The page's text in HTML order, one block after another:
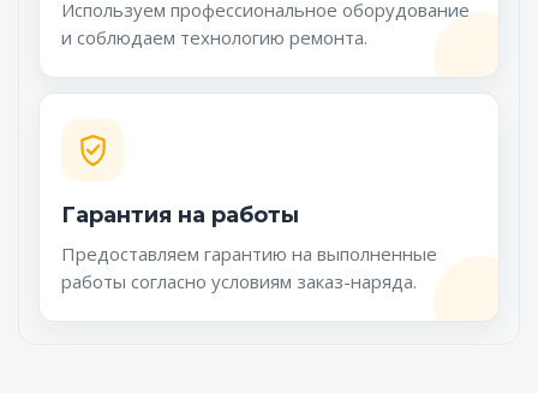
Используем профессиональное оборудование
и соблюдаем технологию ремонта.
Гарантия на работы
Предоставляем гарантию на выполненные
работы согласно условиям заказ-наряда.